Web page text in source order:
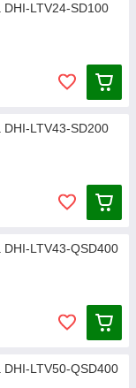
LTV24-SD100
LTV43-SD200
LTV43-QSD400
LTV50-QSD400